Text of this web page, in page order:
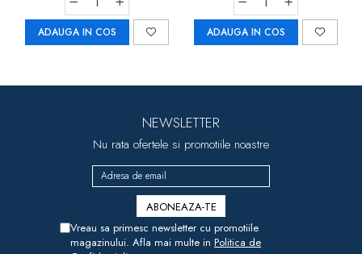
ADAUGA IN COS ADAUGA IN COS
NEWSLETTER
Nu rata ofertele si promotiile noastre
Vreau sa primesc newsletter cu promotiile
magazinului. Afla mai multe in Politica de